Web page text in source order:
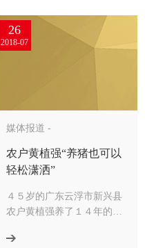
26
2018-07
媒体报道 -
农户黄植强“养猪也可以
轻松潇洒”
４５岁的广东云浮市新兴县
农户黄植强养了１４年的
刮猪粪、打疫苗、护理猪